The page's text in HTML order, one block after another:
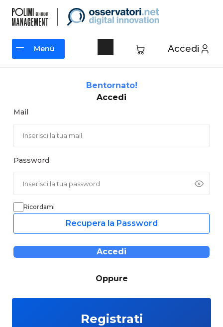
contenuto
Accedi
Menù
Bentornato!
Accedi
Mail
Password
Ricordami
Recupera la Password
Accedi
Oppure
Registrati